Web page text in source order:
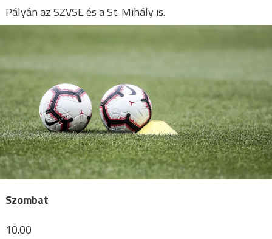
Pályán az SZVSE és a St. Mihály is.
Szombat
10.00